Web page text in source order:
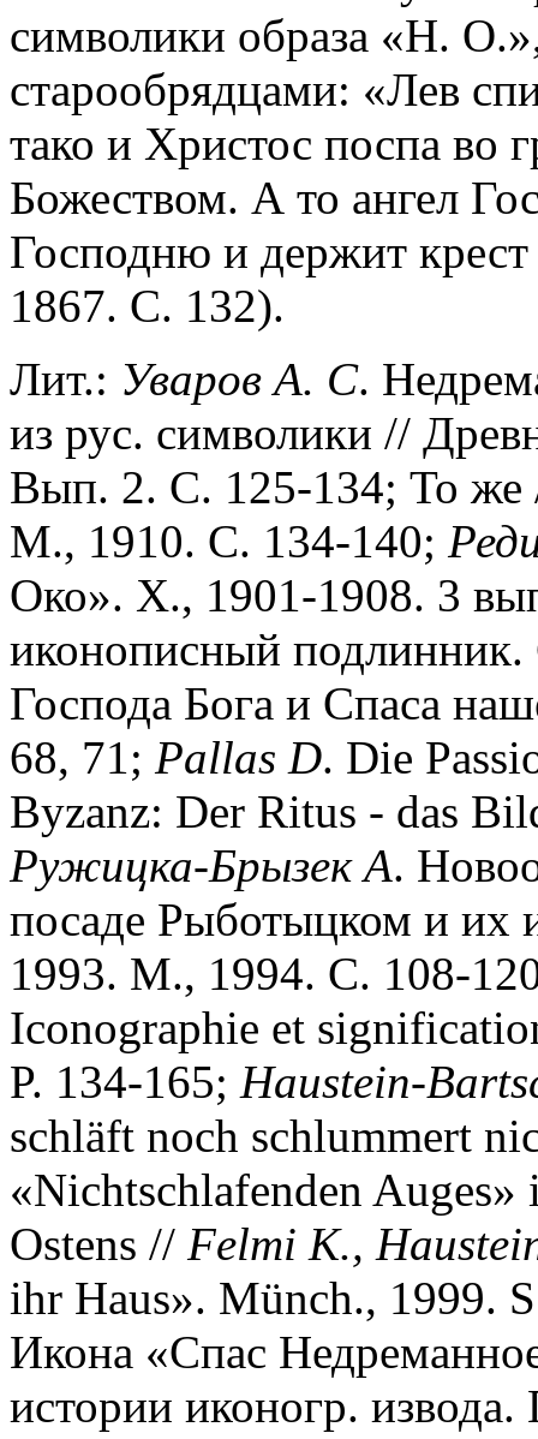
символики образа «Н.
старообрядцами: «Лев
тако и Христос поспа во
Божеством. А то ангел
Господню и держит
1867. С. 132).
Лит.: Уваров А. С.
из рус. символики //
Вып. 2. С. 125-134; То
М., 1910. С. 134-140;
Око». Х., 1901-1908. 3
иконописный
Господа Бога и Спаса
68, 71; Pallas D. Die
Byzanz: Der Ritus - das
Ружицка-Брызек А.
посаде Рыботыцком и
1993. М., 1994. С. 108-
Iconographie et
P. 134-165; Haustein-
schläft noch schlummert
«Nichtschlafenden
Ostens // Felmi K.,
ihr Haus». Münch., 1999.
Икона «Спас
истории иконогр.